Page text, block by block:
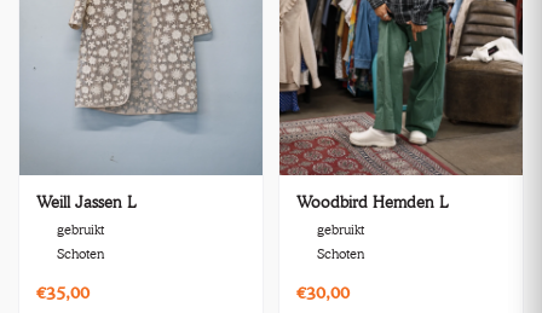
Weill Jassen L
gebruikt
Schoten
€35,00
Woodbird Hemden L
gebruikt
Schoten
€30,00